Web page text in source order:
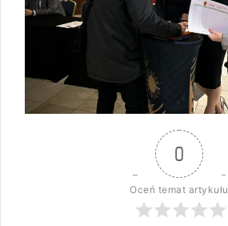
0
Oceń temat artykułu